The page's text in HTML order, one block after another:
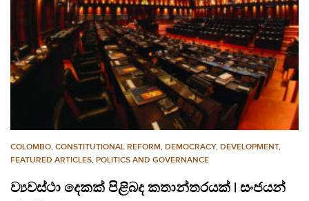
COLOMBO, CONSTITUTIONAL REFORM, DEMOCRACY, DEVELOPMENT,
FEATURED ARTICLES, POLITICS AND GOVERNANCE
ව්‍යවස්ථා දෙකක් පිළිබද කතාන්තරයක් | සංජයන්